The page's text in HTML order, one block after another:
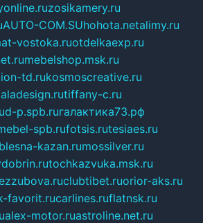
zosikamery.ru
AUTO-COM.SUhohota.netalimy.ru
vostoka.ruotdelkaexp.ru
mebelshop.msk.ru
td.rukosmoscreative.ru
tiffany-c.ru
d-p.spb.ruгалактика73.рф
spb.rufotsis.rutesiaes.ru
blesna-kazan.rumossilver.ru
tochkazvuka.msk.ru
clubtibet.ruorior-aks.ru
favorit.rucarlines.ruflatnsk.ru
alex-motor.ruastroline.net.ru